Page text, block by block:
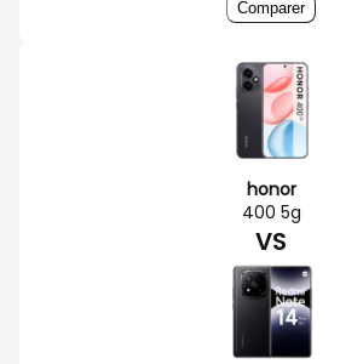
Comparer
honor
400 5g
VS